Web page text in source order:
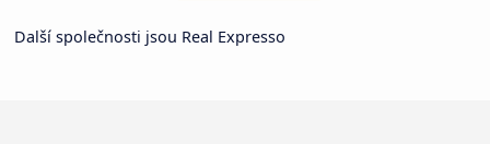
Další společnosti jsou Real Expresso